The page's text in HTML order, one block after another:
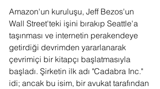
Amazon'un kuruluşu, Jeff Bezos'un
Wall Street'teki işini bırakıp Seattle'a
taşınması ve internetin perakendeye
getirdiği devrimden yararlanarak
çevrimiçi bir kitapçı başlatmasıyla
başladı. Şirketin ilk adı "Cadabra Inc."
idi; ancak bu isim, bir avukat tarafından